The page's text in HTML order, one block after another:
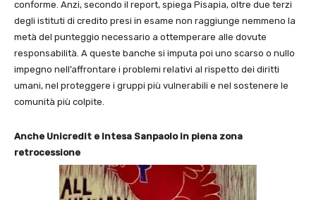
conforme. Anzi, secondo il report, spiega Pisapia, oltre due terzi
degli istituti di credito presi in esame non raggiunge nemmeno la
metà del punteggio necessario a ottemperare alle dovute
responsabilità. A queste banche si imputa poi uno scarso o nullo
impegno nell’affrontare i problemi relativi al rispetto dei diritti
umani, nel proteggere i gruppi più vulnerabili e nel sostenere le
comunità più colpite.
Anche Unicredit e Intesa Sanpaolo in piena zona
retrocessione